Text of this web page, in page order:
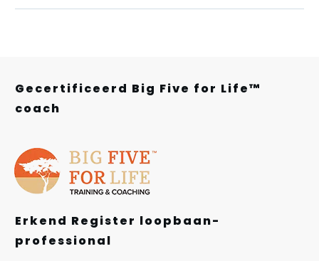
Gecertificeerd Big Five for Life™
coach
Erkend Register loopbaan-
professional